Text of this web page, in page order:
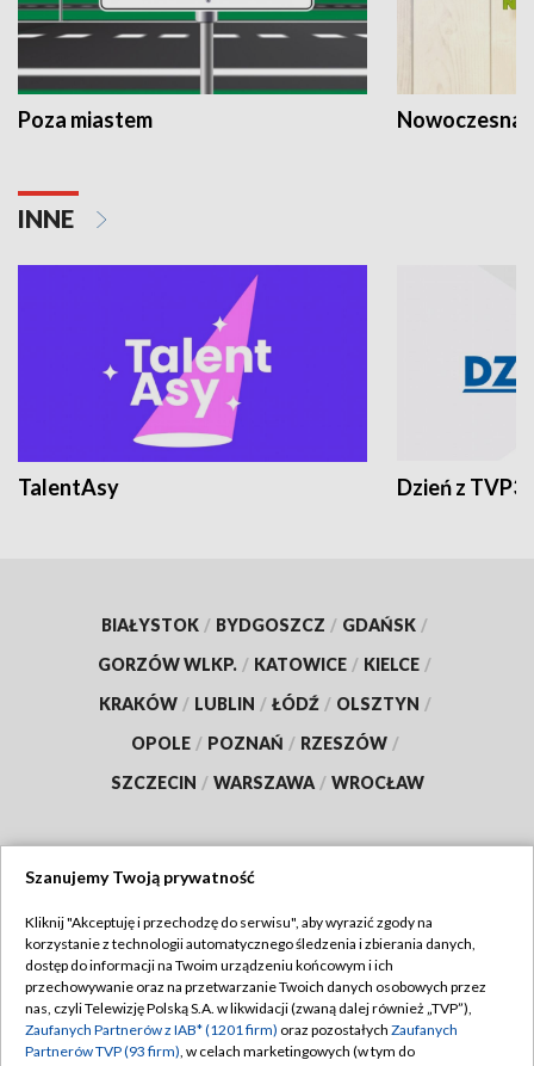
Poza miastem Nowoczesna
INNE
TalentAsy Dzień z TVP3
BIAŁYSTOK / BYDGOSZCZ / GDAŃSK /
GORZÓW WLKP. / KATOWICE / KIELCE /
KRAKÓW / LUBLIN / ŁÓDŹ / OLSZTYN /
OPOLE / POZNAŃ / RZESZÓW /
SZCZECIN / WARSZAWA / WROCŁAW
TVP
Abonament TVP
Emisja w TVP
Regulamin TVP
Polityka prywatności
Szanujemy Twoją prywatność
Kliknij "Akceptuję i przechodzę do serwisu", aby wyrazić zgody na
korzystanie z technologii automatycznego śledzenia i zbierania danych,
dostęp do informacji na Twoim urządzeniu końcowym i ich
przechowywanie oraz na przetwarzanie Twoich danych osobowych przez
nas, czyli Telewizję Polską S.A. w likwidacji (zwaną dalej również „TVP”),
Zaufanych Partnerów z IAB* (1201 firm) oraz pozostałych Zaufanych
Partnerów TVP (93 firm), w celach marketingowych (w tym do